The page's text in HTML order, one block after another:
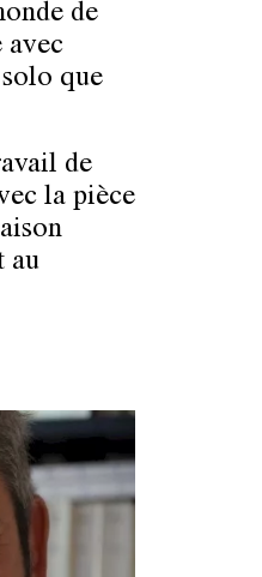
de
avec
que
de
la pièce
au